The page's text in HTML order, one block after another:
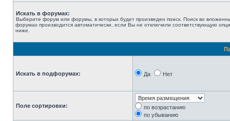
Искать в форумах:
Выберите форум или форумы, в которых будет произведен поиск. Поиск во
форумах производится автоматически, если Вы не отключили соответствующую
ниже.
Искать в подфорумах: Да Нет
Поле сортировки:
по возрастанию
по убыванию